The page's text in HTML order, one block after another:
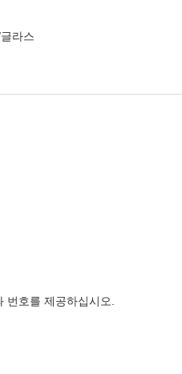
라스
번호를 제공하십시오.